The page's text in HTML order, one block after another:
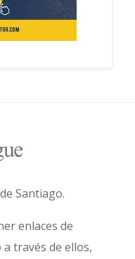
Santiago.
enlaces de
través de ellos,